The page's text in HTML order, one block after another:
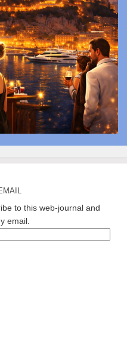
to this web-journal and
email.